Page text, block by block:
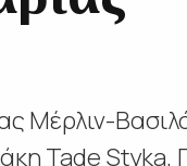
Μέρλιν-
Tade